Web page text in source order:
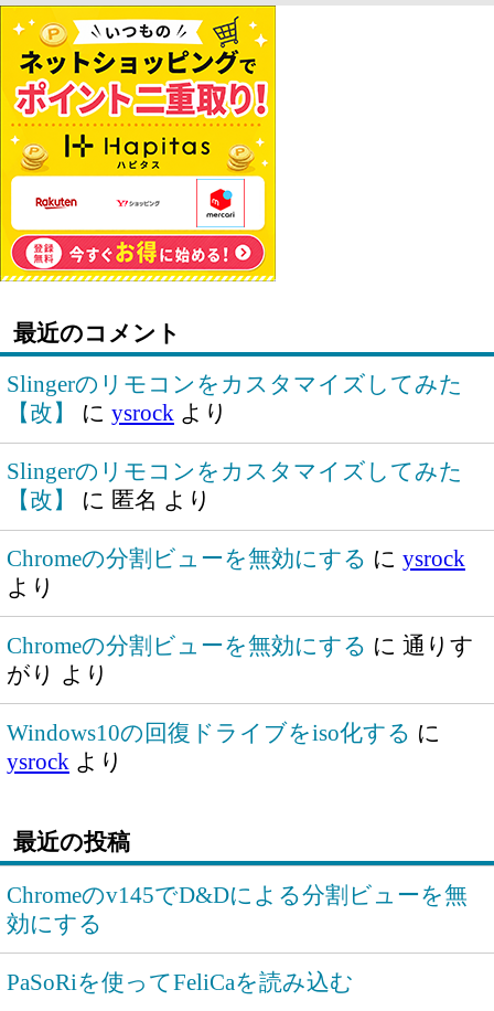
最近のコメント
Slingerのリモコンをカスタマイズしてみた
【改】
に ysrockより
Slingerのリモコンをカスタマイズしてみた
【改】
に 匿名 より
Chromeの分割ビューを無効にする に ysrock
より
Chromeの分割ビューを無効にする に 通りす
がり より
Windows10の回復ドライブをiso化する に
ysrock より
最近の投稿
Chromeのv145でD&Dによる分割ビューを無
効にする
PaSoRiを使ってFeliCaを読み込む